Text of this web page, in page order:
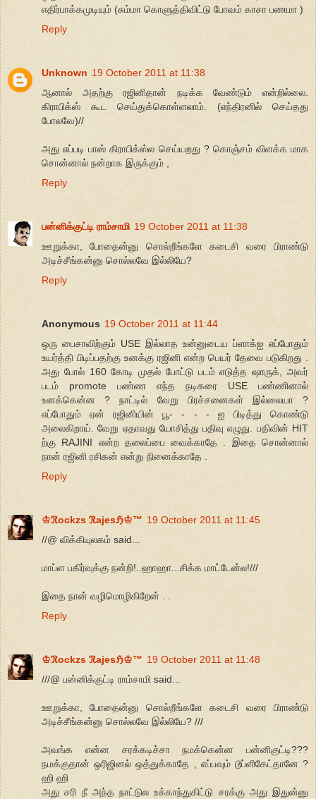
எதிர்பாக்கமுடியும் (சும்மா கொளுத்திவிட்டு போவம் காசா பணமா )
Reply
Unknown 19 October 2011 at 11:38
ஆனால் அதற்கு ரஜினிதான் நடிக்க வேண்டும் என்றில்லை.
கிராபிக்ஸ் கூட செய்துக்கொள்ளலாம். (எந்திரனில் செய்தது
போலவே)//
அது எப்படி பாஸ் கிராபிக்ஸ்ல செய்யறது ? கொஞ்சம் விளக்க மாக
சொன்னால் நன்றாக இருக்கும் ,
Reply
பன்னிக்குட்டி ராம்சாமி 19 October 2011 at 11:38
ஊறுக்கா, போதைன்னு சொல்றீங்களே கடைசி வரை பிராண்டு
அடிச்சீங்கன்னு சொல்லவே இல்லியே?
Reply
Anonymous 19 October 2011 at 11:44
ஒரு பைசாவிற்கும் USE இல்லாத உன்னுடைய ப்ளாக்ஐ எப்போதும்
உயர்த்தி பிடிப்பதற்கு உனக்கு ரஜினி என்ற பெயர் தேவை படுகிறது .
அது போல் 160 கோடி முதல் போட்டு படம் எடுத்த ஷாருக், அவர்
படம் promote பண்ண எந்த நடிகரை USE பண்ணினால்
உனக்கென்ன ? நாட்டில் வேறு பிரச்சனைகள் இல்லையா ?
எப்போதும் ஏன் ரஜினியின் பூ- - - - ஐ பிடித்து கொண்டு
அலைகிறாய். வேறு ஏதாவது யோசித்து பதிவு எழுது. பதிவின் HIT
ற்கு RAJINI என்ற தலைப்பை வைக்காதே . இதை சொன்னால்
நான் ரஜினி ரசிகன் என்று நினைக்காதே .
Reply
♔ℜockzs ℜajesℌ♔™ 19 October 2011 at 11:45
//@ விக்கியுலகம் said...
மாப்ள பகிர்வுக்கு நன்றி!..ஹாஹா...சிக்க மாட்டேன்ல!///
இதை நான் வழிமொழிகிறேன் . .
Reply
♔ℜockzs ℜajesℌ♔™ 19 October 2011 at 11:48
///@ பன்னிக்குட்டி ராம்சாமி said...
ஊறுக்கா, போதைன்னு சொல்றீங்களே கடைசி வரை பிராண்டு
அடிச்சீங்கன்னு சொல்லவே இல்லியே? ///
அவங்க என்ன சரக்கடிச்சா நமக்கென்ன பன்னிகுட்டி???
நமக்குதான் ஒரிஜினல் ஒத்துக்காதே , எப்பவும் டூப்ளிகேட்தானே ?
ஹி ஹி
அது சரி நீ அந்த நாட்டுல உக்காந்துகிட்டு சரக்கு அது இதுன்னு